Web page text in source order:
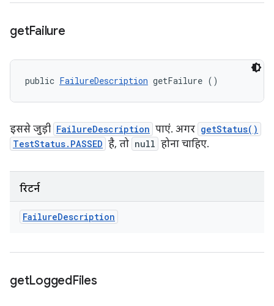
getFailure
public FailureDescription getFailure ()
इससे जुड़ी FailureDescription पाएं. अगर getStatus()
TestStatus.PASSED है, तो null होना चाहिए.
रिटर्न
FailureDescription
getLoggedFiles